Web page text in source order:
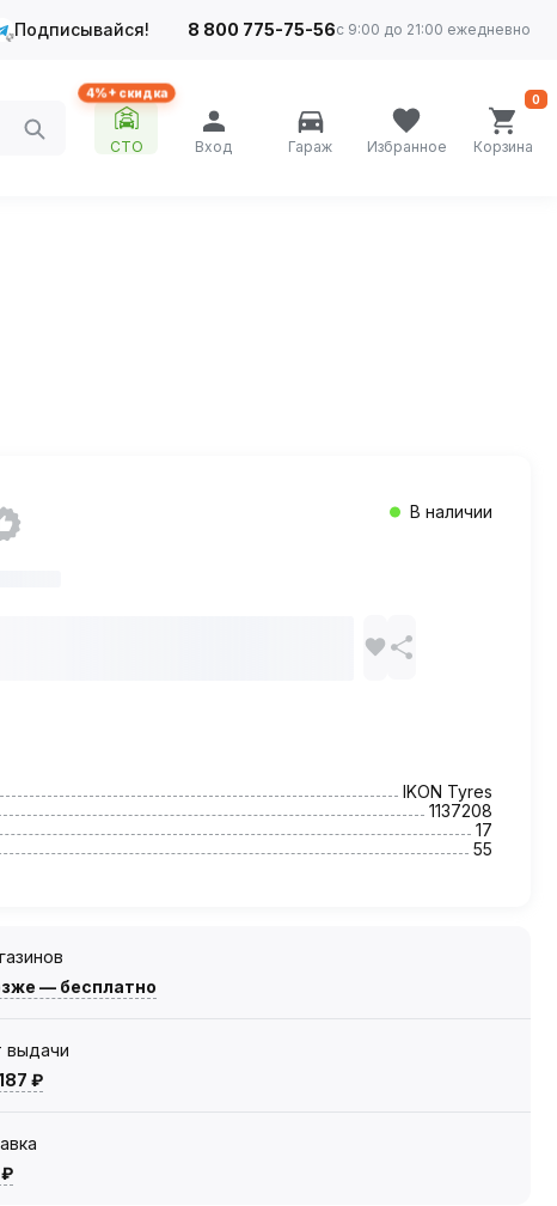
Подписывайся! 8 800 775-75-56с 9:00 до 21:00 ежедневно
4%+ скидка
СТО Вход Гараж Избранное Корзина
0
В наличии
IKON Tyres
1137208
17
55
— бесплатно
выдачи
₽